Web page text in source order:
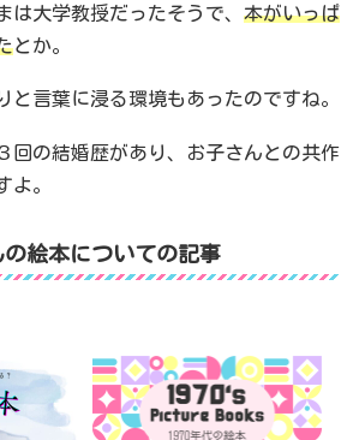
は大学教授だったそうで、 本がいっぱ
とか。
と言葉に浸る環境もあったのですね。
回の結婚歴があり、お子さんとの共作
よ。
絵本についての記事